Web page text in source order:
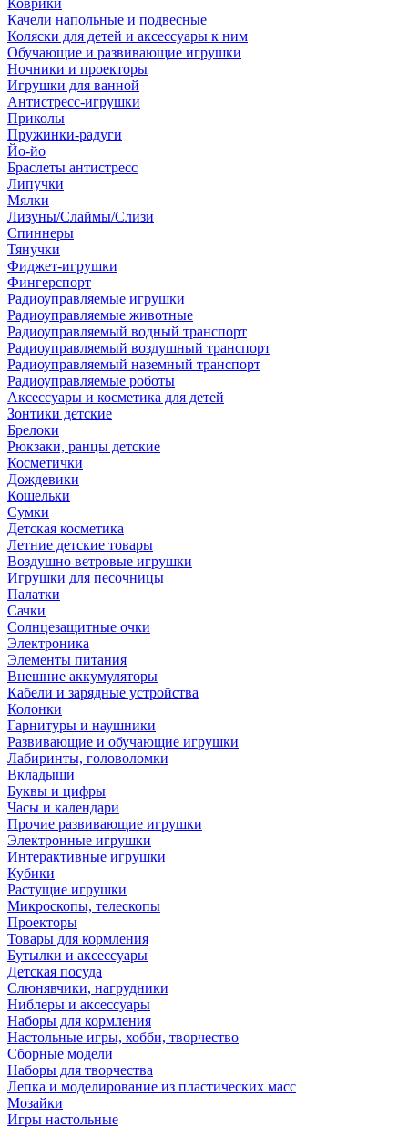
Коврики
Качели напольные и подвесные
Коляски для детей и аксессуары к ним
Обучающие и развивающие игрушки
Ночники и проекторы
Игрушки для ванной
Антистресс-игрушки
Приколы
Пружинки-радуги
Йо-йо
Браслеты антистресс
Липучки
Мялки
Лизуны/Слаймы/Слизи
Спиннеры
Тянучки
Фиджет-игрушки
Фингерспорт
Радиоуправляемые игрушки
Радиоуправляемые животные
Радиоуправляемый водный транспорт
Радиоуправляемый воздушный транспорт
Радиоуправляемый наземный транспорт
Радиоуправляемые роботы
Аксессуары и косметика для детей
Зонтики детские
Брелоки
Рюкзаки, ранцы детские
Косметички
Дождевики
Кошельки
Сумки
Детская косметика
Летние детские товары
Воздушно ветровые игрушки
Игрушки для песочницы
Палатки
Сачки
Солнцезащитные очки
Электроника
Элементы питания
Внешние аккумуляторы
Кабели и зарядные устройства
Колонки
Гарнитуры и наушники
Развивающие и обучающие игрушки
Лабиринты, головоломки
Вкладыши
Буквы и цифры
Часы и календари
Прочие развивающие игрушки
Электронные игрушки
Интерактивные игрушки
Кубики
Растущие игрушки
Микроскопы, телескопы
Проекторы
Товары для кормления
Бутылки и аксессуары
Детская посуда
Слюнявчики, нагрудники
Ниблеры и аксессуары
Наборы для кормления
Настольные игры, хобби, творчество
Сборные модели
Наборы для творчества
Лепка и моделирование из пластических масс
Мозайки
Игры настольные